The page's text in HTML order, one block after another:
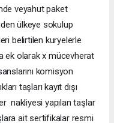
veyahut paket
ülkeye sokulup
belirtilen kuryelerle
ek olarak x mücevherat
komisyon
taşları kayıt dışı
nakliyesi yapılan taşlar
ait sertifikalar resmi